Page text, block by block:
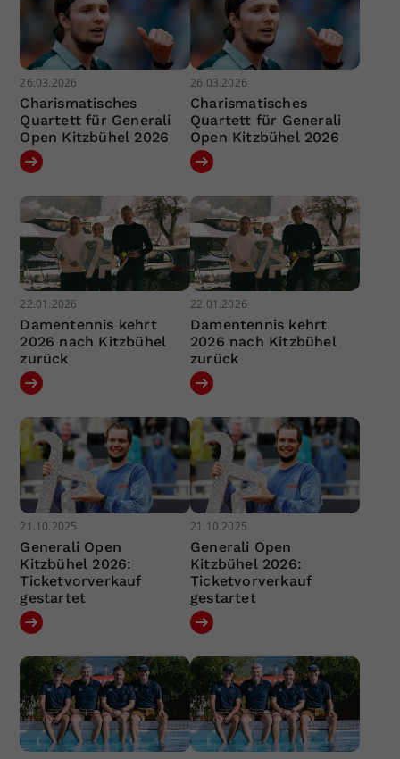
26.03.2026
Charismatisches
Quartett für Generali
Open Kitzbühel 2026
26.03.2026
Charismatisches
Quartett für Generali
Open Kitzbühel 2026
22.01.2026
Damentennis kehrt
2026 nach Kitzbühel
zurück
22.01.2026
Damentennis kehrt
2026 nach Kitzbühel
zurück
21.10.2025
Generali Open
Kitzbühel 2026:
Ticketvorverkauf
gestartet
21.10.2025
Generali Open
Kitzbühel 2026:
Ticketvorverkauf
gestartet